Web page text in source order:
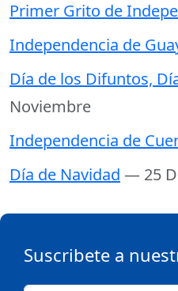
Primer Grito de
Independencia de
Día de los Difuntos,
Noviembre
Independencia de
Día de Navidad — 25
Suscribete a